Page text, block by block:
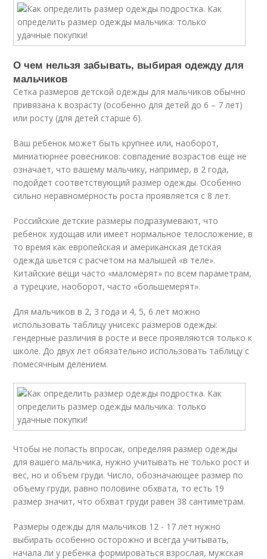
О чем нельзя забывать, выбирая одежду для
мальчиков
Сетка размеров детской одежды для мальчиков обычно
привязана к возрасту (особенно для детей до 6 – 7 лет)
или росту (для детей старше 6).
Ваш ребенок может быть крупнее или, наоборот,
миниатюрнее ровесников: совпадение возрастов еще не
означает, что вашему мальчику, например, в 2 года,
подойдет соответствующий размер одежды. Особенно
сильно неравномерность роста проявляется с 8 лет.
Российские детские размеры подразумевают, что
ребенок худощав или имеет нормальное телосложение, в
то время как европейская и американская детская
одежда шьется с расчетом на малышей «в теле».
Китайские вещи часто «маломерят» по всем параметрам,
а турецкие, наоборот, часто «большемерят».
Для мальчиков в 2, 3 года и 4, 5, 6 лет можно
использовать таблицу унисекс размеров одежды:
гендерные различия в росте и весе проявляются только к
школе. До двух лет обязательно использовать таблицу с
помесячным делением.
Чтобы не попасть впросак, определяя размер одежды
для вашего мальчика, нужно учитывать не только рост и
вес, но и объем груди. Число, обозначающее размер по
объему груди, равно половине обхвата, то есть 19
размер значит, что обхват груди равен 38 сантиметрам.
Размеры одежды для мальчиков 12 - 17 лет нужно
выбирать особенно осторожно и всегда учитывать,
начала ли у ребенка формироваться взрослая, мужская